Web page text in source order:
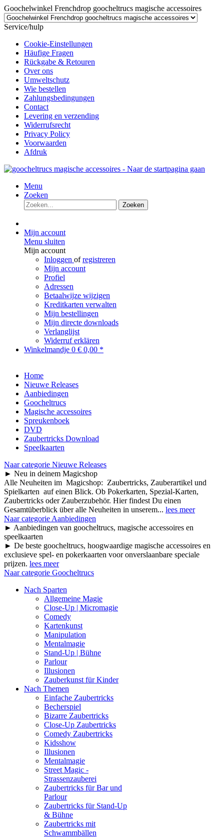
Goochelwinkel Frenchdrop goocheltrucs magische accessoires
Service/hulp
Cookie-Einstellungen
Häufige Fragen
Rückgabe & Retouren
Over ons
Umweltschutz
Wie bestellen
Zahlungsbedingungen
Contact
Levering en verzending
Widerrufsrecht
Privacy Policy
Voorwaarden
Afdruk
Menu
Zoeken
Zoeken
Mijn account
Menu sluiten
Mijn account
Inloggen ofregistreren
Mijn account
Profiel
Adressen
Betaalwijze wijzigen
Kreditkarten verwalten
Mijn bestellingen
Mijn directe downloads
Verlanglijst
Widerruf erklären
Winkelmandje 0 € 0,00 *
Home
Nieuwe Releases
Aanbiedingen
Goocheltrucs
Magische accessoires
Spreukenboek
DVD
Zaubertricks Download
Speelkaarten
Naar categorie Nieuwe Releases
► Neu in deinem Magicshop
Alle Neuheiten im Magicshop: Zaubertricks, Zauberartikel und
Spielkarten auf einen Blick. Ob Pokerkarten, Spezial-Karten,
Zaubertricks oder Zauberzubehör. Hier findest Du einen
Gesamtüberblick über alle Neuheiten in unserem... lees meer
Naar categorie Aanbiedingen
► Aanbiedingen van goocheltrucs, magische accessoires en
speelkaarten
► De beste goocheltrucs, hoogwaardige magische accessoires en
exclusieve spel- en pokerkaarten voor onverslaanbare speciale
prijzen. lees meer
Naar categorie Goocheltrucs
Nach Sparten
Allgemeine Magie
Close-Up | Micromagie
Comedy
Kartenkunst
Manipulation
Mentalmagie
Stand-Up | Bühne
Parlour
Illusionen
Zauberkunst für Kinder
Nach Themen
Einfache Zaubertricks
Becherspiel
Bizarre Zaubertricks
Close-Up Zaubertricks
Comedy Zaubertricks
Kidsshow
Illusionen
Mentalmagie
Street Magic -
Strassenzauberei
Zaubertricks für Bar und
Parlour
Zaubertricks für Stand-Up
& Bühne
Zaubertricks mit
Schwammbällen